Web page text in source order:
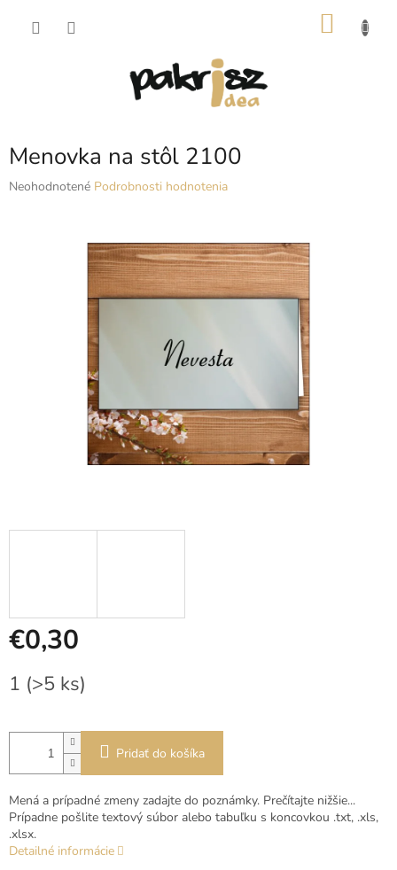
Menovka na stôl 2100
Priemerné
Neohodnotené Podrobnosti hodnotenia
€0,30
cena:
1 (>5 ks)
Pridať do košíka
Mená a prípadné zmeny zadajte do poznámky. Prečítajte nižšie...
Prípadne pošlite textový súbor alebo tabuľku s koncovkou .txt, .xls,
.xlsx.
Detailné informácie